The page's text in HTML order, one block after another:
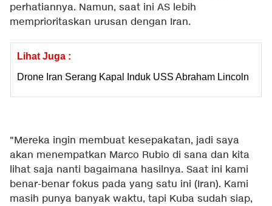
perhatiannya. Namun, saat ini AS lebih
memprioritaskan urusan dengan Iran.
Lihat Juga :
Drone Iran Serang Kapal Induk USS Abraham Lincoln
"Mereka ingin membuat kesepakatan, jadi saya
akan menempatkan Marco Rubio di sana dan kita
lihat saja nanti bagaimana hasilnya. Saat ini kami
benar-benar fokus pada yang satu ini (Iran). Kami
masih punya banyak waktu, tapi Kuba sudah siap,